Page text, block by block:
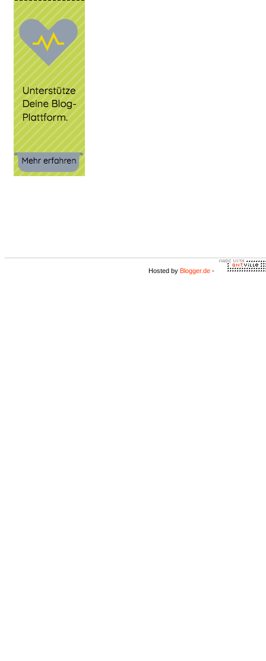
Hosted by Blogger.de -